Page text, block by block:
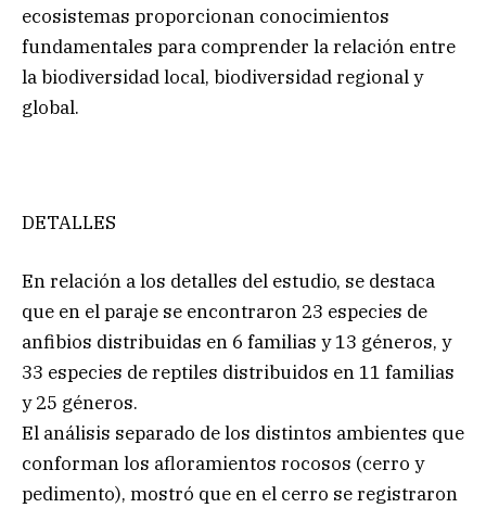
ecosistemas proporcionan conocimientos
fundamentales para comprender la relación entre
la biodiversidad local, biodiversidad regional y
global.
DETALLES
En relación a los detalles del estudio, se destaca
que en el paraje se encontraron 23 especies de
anfibios distribuidas en 6 familias y 13 géneros, y
33 especies de reptiles distribuidos en 11 familias
y 25 géneros.
El análisis separado de los distintos ambientes que
conforman los afloramientos rocosos (cerro y
pedimento), mostró que en el cerro se registraron